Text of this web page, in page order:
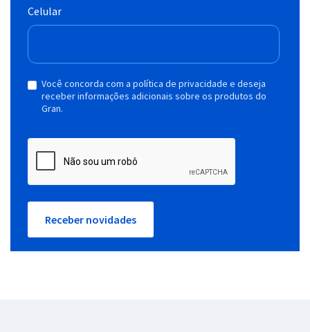
Celular
Você concorda com a política de privacidade e deseja
receber informações adicionais sobre os produtos do
Gran.
Receber novidades